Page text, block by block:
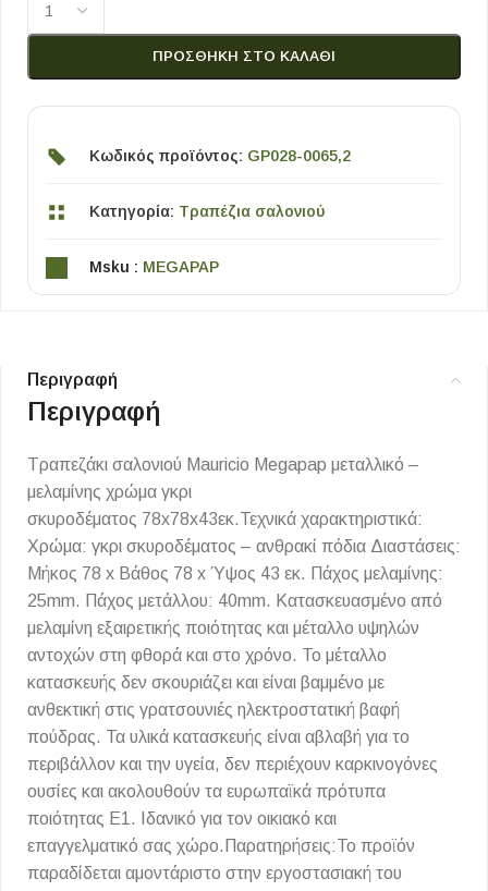
ΠΡΟΣΘΉΚΗ ΣΤΟ ΚΑΛΆΘΙ
Κωδικός προϊόντος: GP028-0065,2
Κατηγορία: Τραπέζια σαλονιού
Msku : MEGAPAP
Περιγραφή
Περιγραφή
Τραπεζάκι σαλονιού Mauricio Megapap μεταλλικό –
μελαμίνης χρώμα γκρι
σκυροδέματος 78x78x43εκ.Τεχνικά χαρακτηριστικά:
Χρώμα: γκρι σκυροδέματος – ανθρακί πόδια Διαστάσεις:
Μήκος 78 x Βάθος 78 x Ύψος 43 εκ. Πάχος μελαμίνης:
25mm. Πάχος μετάλλου: 40mm. Κατασκευασμένο από
μελαμίνη εξαιρετικής ποιότητας και μέταλλο υψηλών
αντοχών στη φθορά και στο χρόνο. Το μέταλλο
κατασκευής δεν σκουριάζει και είναι βαμμένο με
ανθεκτική στις γρατσουνιές ηλεκτροστατική βαφή
πούδρας. Τα υλικά κατασκευής είναι αβλαβή για το
περιβάλλον και την υγεία, δεν περιέχουν καρκινογόνες
ουσίες και ακολουθούν τα ευρωπαϊκά πρότυπα
ποιότητας Ε1. Ιδανικό για τον οικιακό και
επαγγελματικό σας χώρο.Παρατηρήσεις:Το προϊόν
παραδίδεται αμοντάριστο στην εργοστασιακή του